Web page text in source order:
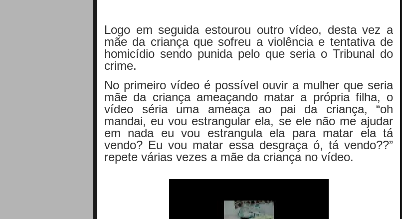
Logo em seguida estourou outro vídeo, desta vez a
mãe da criança que sofreu a violência e tentativa de
homicídio sendo punida pelo que seria o Tribunal do
crime.
No primeiro vídeo é possível ouvir a mulher que seria
mãe da criança ameaçando matar a própria filha, o
vídeo séria uma ameaça ao pai da criança, “oh
mandai, eu vou estrangular ela, se ele não me ajudar
em nada eu vou estrangula ela para matar ela tá
vendo? Eu vou matar essa desgraça ó, tá vendo??”
repete várias vezes a mãe da criança no vídeo.